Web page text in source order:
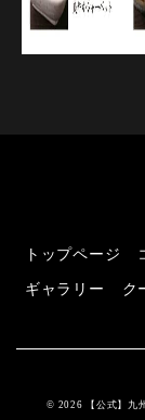
トップページ
ギャラリー ク
© 2026 【公式】九